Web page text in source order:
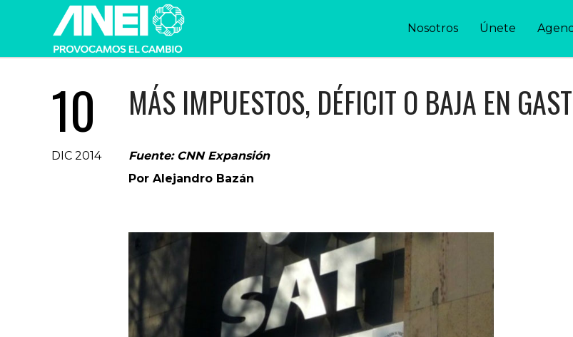
Nosotros Únete
10
DIC 2014
MÁS IMPUESTOS, DÉFICIT O BAJA EN
Fuente: CNN Expansión
Por Alejandro Bazán